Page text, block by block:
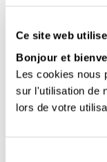
Ce site web
Bonjour et
Les cookies nous
sur l'utilisation de
lors de votre